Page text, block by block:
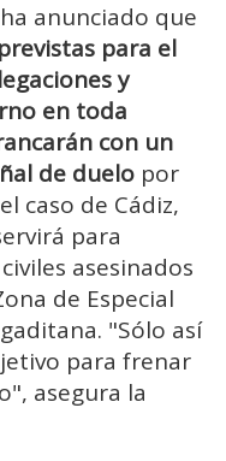
anunciado que
para el
y
en toda
con un
de duelo por
caso de Cádiz,
para
asesinados
de Especial
"Sólo así
para frenar
asegura la